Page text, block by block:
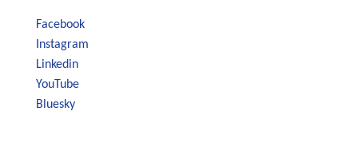
Facebook
Instagram
Linkedin
YouTube
Bluesky